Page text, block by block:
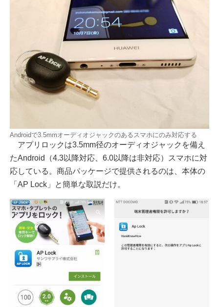
Androidで3.5mmオーディオジャックのあるスマホにのみ対応する
アプリロックは3.5mm径のオーディオジャックを備え
たAndroid（4.3以降対応、6.0以降は非対応）スマホに対
応している。商品パッケージで提供されるのは、本体の
「AP Lock」と簡単な取説だけ。